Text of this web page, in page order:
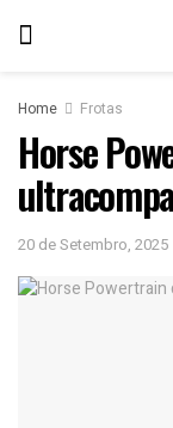
Home Frotas
Horse
20 de Setembro, 2025